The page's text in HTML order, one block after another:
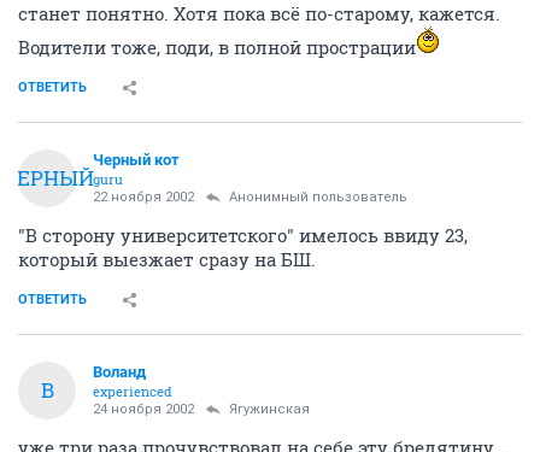
станет понятно. Хотя пока всё по-старому, кажется.
Водители тоже, поди, в полной прострации
ОТВЕТИТЬ
ЧЕРНЫЙ
Черный кот
guru
22 ноября 2002 Анонимный пользователь
"В сторону университетского" имелось ввиду 23,
который выезжает сразу на БШ.
ОТВЕТИТЬ
В
Воланд
experienced
24 ноября 2002 Ягужинская
уже три раза прочувствовал на себе эту бредятину....